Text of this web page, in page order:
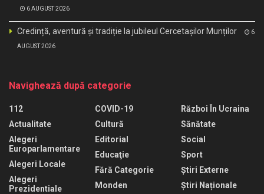
6 AUGUST 2026
Credință, aventură și tradiție la jubileul Cercetașilor Munților 6
AUGUST 2026
Navighează după categorie
112
Actualitate
Alegeri
Europarlamentare
Alegeri Locale
Alegeri
Prezidentiale
COVID-19
Cultură
Editorial
Educaţie
Fără Categorie
Monden
Război În Ucraina
Sănătate
Social
Sport
Știri Externe
Știri Naționale